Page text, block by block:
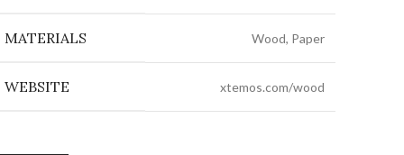
MATERIALS Wood, Paper
WEBSITE xtemos.com/wood